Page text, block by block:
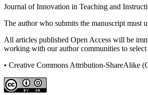
Journal of Innovation in Teaching and
The author who submits the manuscript must
All articles published Open Access will be
working with our author communities to
• Creative Commons Attribution-ShareAlike